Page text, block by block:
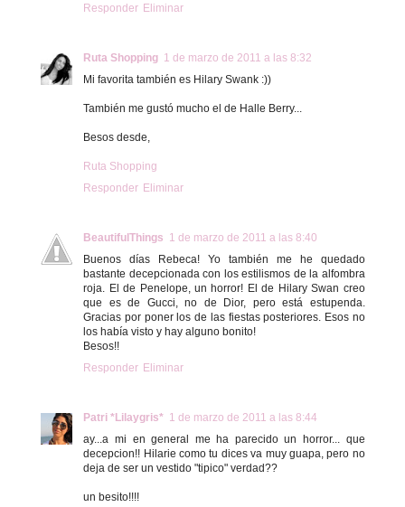
Responder Eliminar
Ruta Shopping 1 de marzo de 2011 a las 8:32
Mi favorita también es Hilary Swank :))
También me gustó mucho el de Halle Berry...
Besos desde,
Ruta Shopping
Responder Eliminar
BeautifulThings 1 de marzo de 2011 a las 8:40
Buenos días Rebeca! Yo también me he quedado
bastante decepcionada con los estilismos de la alfombra
roja. El de Penelope, un horror! El de Hilary Swan creo
que es de Gucci, no de Dior, pero está estupenda.
Gracias por poner los de las fiestas posteriores. Esos no
los había visto y hay alguno bonito!
Besos!!
Responder Eliminar
Patri *Lilaygris* 1 de marzo de 2011 a las 8:44
ay...a mi en general me ha parecido un horror... que
decepcion!! Hilarie como tu dices va muy guapa, pero no
deja de ser un vestido "tipico" verdad??
un besito!!!!